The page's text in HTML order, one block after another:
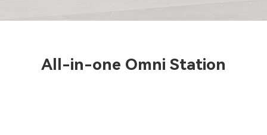
All-in-one Omni Station